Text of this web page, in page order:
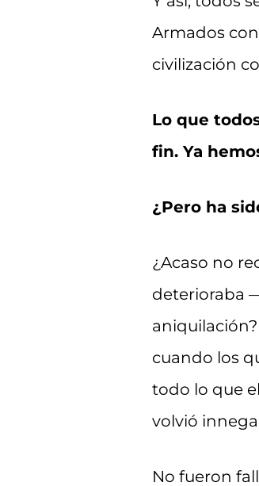
Armados
civilización
Lo que
fin. Ya
¿Pero ha
¿Acaso no
deterioraba
cuando los
todo lo que
volvió
No fueron